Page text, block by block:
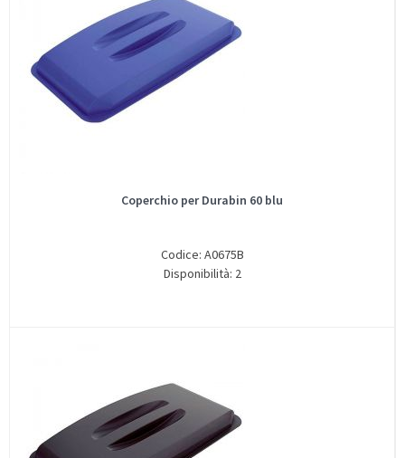
Coperchio per Durabin 60 blu
Codice: A0675B
Disponibilità: 2